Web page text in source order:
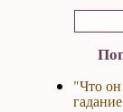
"Что он